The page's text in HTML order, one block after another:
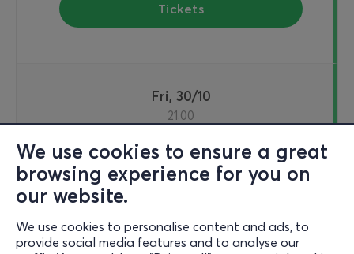
We use cookies to ensure a great
browsing experience for you on
our website.
We use cookies to personalise content and ads, to
provide social media features and to analyse our
Tickets
Fri, 30/10
21:00
ALL OF (Y)OUR TIME - SKALIONTA
6 Mouseiou Street, Nicosia